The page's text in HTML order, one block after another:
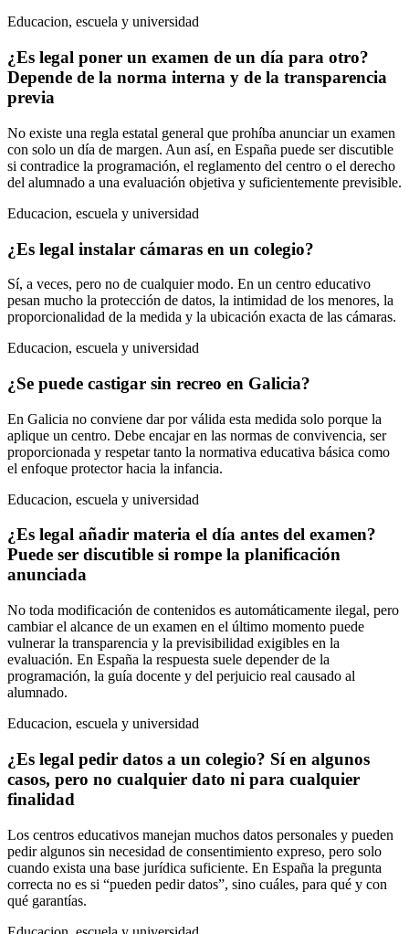
Educacion, escuela y universidad
¿Es legal poner un examen de un día para otro?
Depende de la norma interna y de la transparencia
previa
No existe una regla estatal general que prohíba anunciar un examen
con solo un día de margen. Aun así, en España puede ser discutible
si contradice la programación, el reglamento del centro o el derecho
del alumnado a una evaluación objetiva y suficientemente previsible.
Educacion, escuela y universidad
¿Es legal instalar cámaras en un colegio?
Sí, a veces, pero no de cualquier modo. En un centro educativo
pesan mucho la protección de datos, la intimidad de los menores, la
proporcionalidad de la medida y la ubicación exacta de las cámaras.
Educacion, escuela y universidad
¿Se puede castigar sin recreo en Galicia?
En Galicia no conviene dar por válida esta medida solo porque la
aplique un centro. Debe encajar en las normas de convivencia, ser
proporcionada y respetar tanto la normativa educativa básica como
el enfoque protector hacia la infancia.
Educacion, escuela y universidad
¿Es legal añadir materia el día antes del examen?
Puede ser discutible si rompe la planificación
anunciada
No toda modificación de contenidos es automáticamente ilegal, pero
cambiar el alcance de un examen en el último momento puede
vulnerar la transparencia y la previsibilidad exigibles en la
evaluación. En España la respuesta suele depender de la
programación, la guía docente y del perjuicio real causado al
alumnado.
Educacion, escuela y universidad
¿Es legal pedir datos a un colegio? Sí en algunos
casos, pero no cualquier dato ni para cualquier
finalidad
Los centros educativos manejan muchos datos personales y pueden
pedir algunos sin necesidad de consentimiento expreso, pero solo
cuando exista una base jurídica suficiente. En España la pregunta
correcta no es si “pueden pedir datos”, sino cuáles, para qué y con
qué garantías.